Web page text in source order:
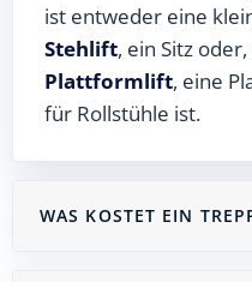
ist entweder eine
Stehlift, ein Sitz
Plattformlift, eine
für Rollstühle ist.
WAS KOSTET EIN